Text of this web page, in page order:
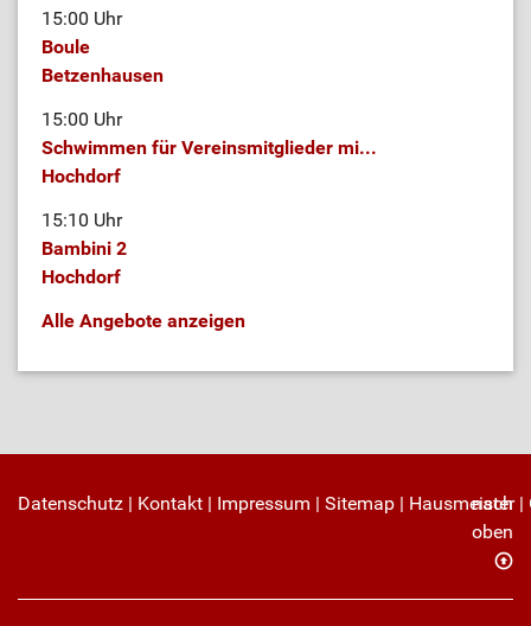
15:00 Uhr
Boule
Betzenhausen
15:00 Uhr
Schwimmen für Vereinsmitglieder mi...
Hochdorf
15:10 Uhr
Bambini 2
Hochdorf
Alle Angebote anzeigen
Datenschutz | Kontakt | Impressum | Sitemap | Hausmeister|
nach
oben